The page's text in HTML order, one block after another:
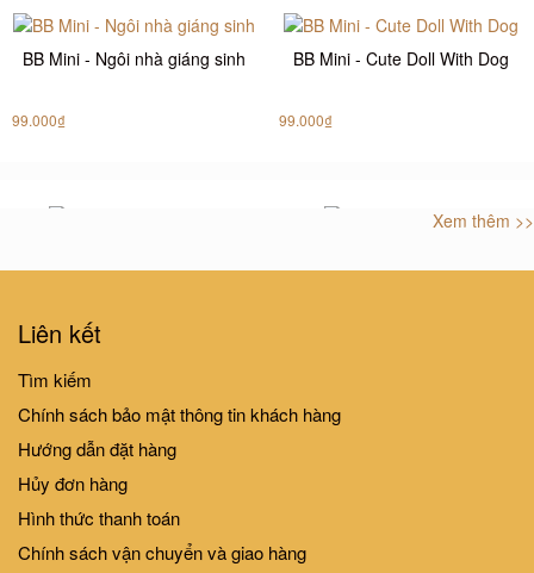
BB Mini - Ngôi nhà giáng sinh
99.000₫
BB Mini - Cute Doll With Dog
99.000₫
BB Mini - Chic Doll
Xem thêm >>
Liên kết
Tìm kiếm
Chính sách bảo mật thông tin khách hàng
Hướng dẫn đặt hàng
Hủy đơn hàng
Hình thức thanh toán
Chính sách vận chuyển và giao hàng